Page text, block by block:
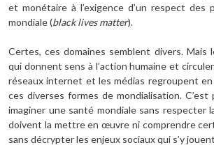
et monétaire à l’exigence d’un respect des
mondiale (black lives matter).
Certes, ces domaines semblent divers. Mais
qui donnent sens à l’action humaine et
réseaux internet et les médias regroupent
ces diverses formes de mondialisation.
imaginer une santé mondiale sans respecter
doivent la mettre en œuvre ni comprendre
sans décrypter les enjeux sociaux qui s’y